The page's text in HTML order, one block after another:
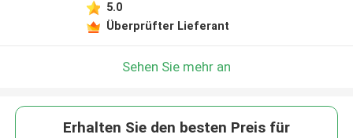
5.0
Überprüfter Lieferant
Sehen Sie mehr an
Erhalten Sie den besten Preis für